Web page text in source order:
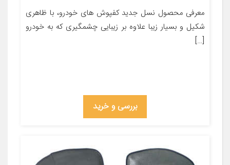
معرفی محصول نسل جدید کفپوش های خودرو، با ظاهری
شکیل و بسیار زیبا علاوه بر زیبایی چشمگیری که به خودرو
[…]
بررسی و خرید